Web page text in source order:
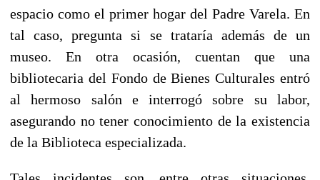
espacio como el primer hogar del Padre Varela. En
tal caso, pregunta si se trataría además de un
museo. En otra ocasión, cuentan que una
bibliotecaria del Fondo de Bienes Culturales entró
al hermoso salón e interrogó sobre su labor,
asegurando no tener conocimiento de la existencia
de la Biblioteca especializada.